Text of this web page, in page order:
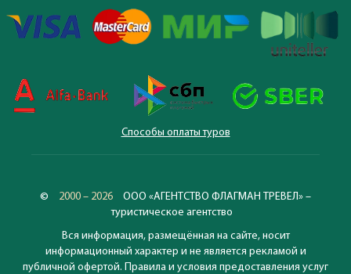
Способы оплаты туров
© 2000 – 2026
ООО «АГЕНТСТВО ФЛАГМАН ТРЕВЕЛ» –
туристическое агентство
Вся информация, размещённая на сайте, носит
информационный характер и не является рекламой и
публичной офертой. Правила и условия предоставления услуг